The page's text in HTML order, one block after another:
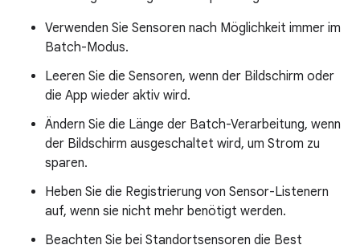
Verwenden Sie Sensoren nach Möglichkeit immer im
Batch-Modus.
Leeren Sie die Sensoren, wenn der Bildschirm oder
die App wieder aktiv wird.
Ändern Sie die Länge der Batch-Verarbeitung, wenn
der Bildschirm ausgeschaltet wird, um Strom zu
sparen.
Heben Sie die Registrierung von Sensor-Listenern
auf, wenn sie nicht mehr benötigt werden.
Beachten Sie bei Standortsensoren die Best